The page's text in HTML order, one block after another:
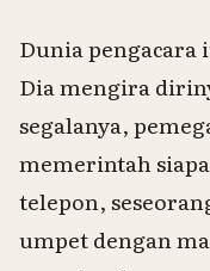
Dunia
Dia mengira
segalanya,
memerintah
telepon,
umpet dengan